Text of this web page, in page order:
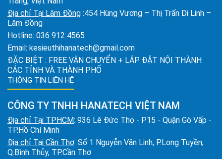
Địa chỉ Tại Lâm Đồng :454 Hùng Vương – Thị Trấn Di Linh –
Lâm Đồng
Hotline: 036 912 4565
Email: kesieuthihanatech@gmail.com
ĐẶC BIỆT : FREE VẬN CHUYỂN + LẮP ĐẶT NỘI THÀNH
CÁC TỈNH VÀ THÀNH PHỐ
THÔNG TIN LIÊN HỆ
CÔNG TY TNHH HANATECH VIỆT NAM
Địa chỉ Tại TPHCM: 936 Lê Đức Thọ - P15 - Quận Gò Vấp -
TP.Hồ Chí Minh
Địa chỉ Tại Cần Thơ :Số 1 Nguyễn Văn Linh, P.Long Tuyền,
Q.Bình Thủy, TP.Cần Thơ